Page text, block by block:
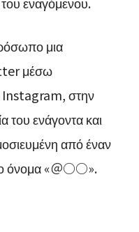
μια
μέσω
Instagram, στην
του ενάγοντα και
από έναν
όνομα «＠○○».